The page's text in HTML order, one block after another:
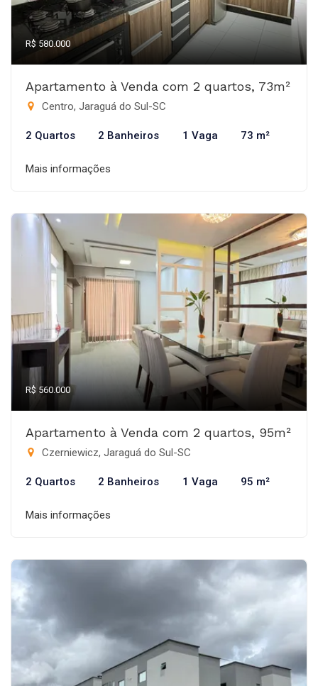
R$ 580.000
Apartamento à Venda com 2 quartos, 73m²
Centro, Jaraguá do Sul-SC
2 Quartos 2 Banheiros 1 Vaga 73 m²
Mais informações
R$ 560.000
Apartamento à Venda com 2 quartos, 95m²
Czerniewicz, Jaraguá do Sul-SC
2 Quartos 2 Banheiros 1 Vaga 95 m²
Mais informações